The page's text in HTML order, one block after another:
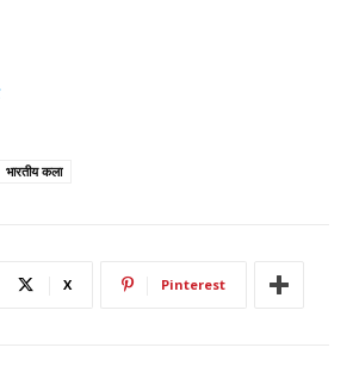
भारतीय कला
X Pinterest